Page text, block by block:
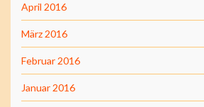
April 2016
März 2016
Februar 2016
Januar 2016